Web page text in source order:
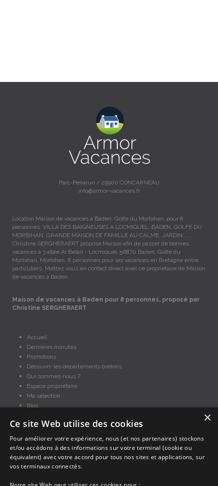
Parc-Penarun / 29900 CONCARNEAU
info@armor-vacances.fr
Location Maison de vacances à Baden, Golfe du Morbihan, pour 8
personnes. VILLA DES BAIGNEUSES A LOCMIQUEL, BADEN, GOLFE DU
MORBIHAN. GRANDE MAISON DE FAMILLE AU CALME, JARDIN…....
Christine SERGHERAERT propose Maison afin de passer de bonnes
vacances à 3 allée Ar Belan - Locmiquel, 56870 Baden, Golfe du
Morbihan, Morbihan, 8 personnes pour les vacances en Bretagne entre
particuliers. Mettez vous en contact direct avec ce propriétaire de Maison
de vacances à Baden.
Maison de vacances à Baden pour 8 personnes, proposé par
Christine SERGHERAERT
Accueil
Dernières minutes
Promotions
Découvrir les départements bretons
Qui sommes-nous ?
Espace propriétaire
Ma sélection
Blog
Mentions légales
Politique cookies
En partenariat avec Clévacances des Côtes d'Armor et du Finistère,
Clévacances est un label national de référence, réglementé par une charte
et grille de critères nationales pour certifier la qualité des hébergements
ans et une validation par une commission habilitée. Label de 1 à 5 clés.
×
Ce site Web utilise des cookies
Pour améliorer votre expérience, nous (et nos partenaires) stockons
et/ou accédons à des informations sur votre terminal (cookie ou
équivalent) avec votre accord pour tous nos sites et applications, sur
vos terminaux connectés.